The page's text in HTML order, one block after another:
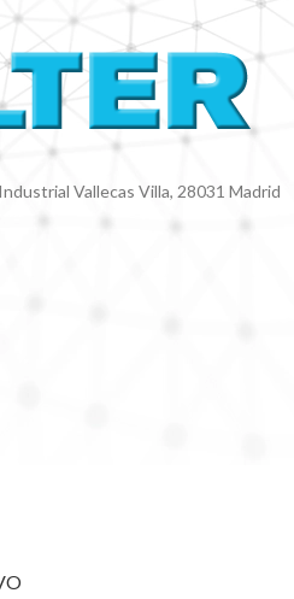
Vallecas Villa, 28031 Madrid